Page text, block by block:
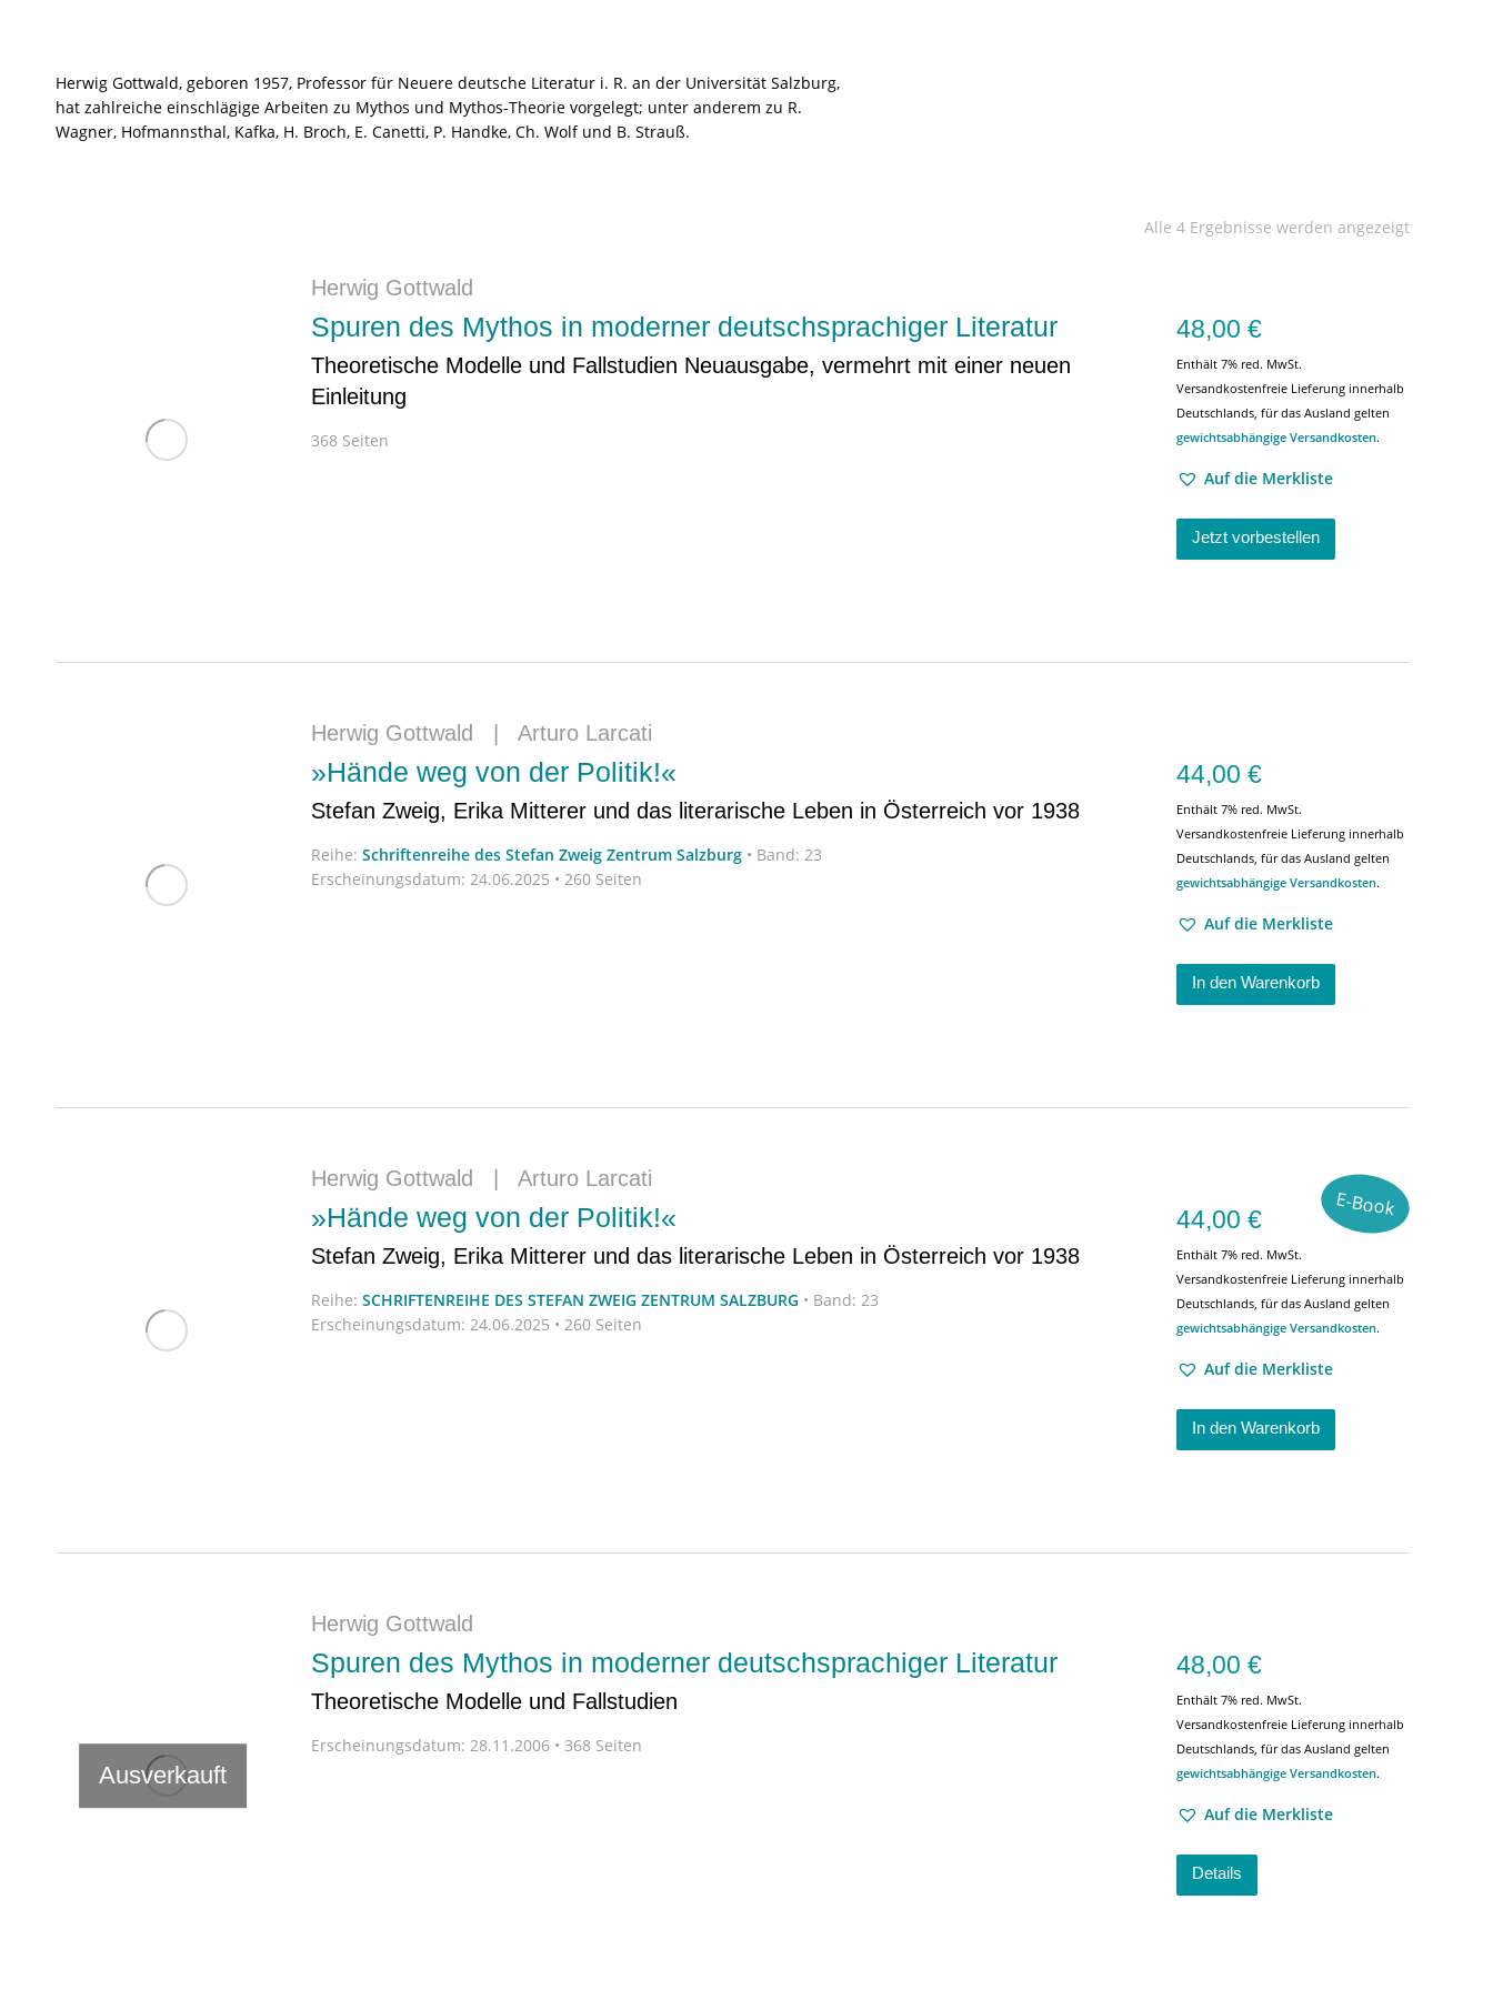
Herwig Gottwald, geboren 1957, Professor für Neuere deutsche Literatur i. R. an der Universität Salzburg,
hat zahlreiche einschlägige Arbeiten zu Mythos und Mythos-Theorie vorgelegt; unter anderem zu R.
Wagner, Hofmannsthal, Kafka, H. Broch, E. Canetti, P. Handke, Ch. Wolf und B. Strauß.
Alle 4 Ergebnisse werden angezeigt
Herwig Gottwald
Spuren des Mythos in moderner deutschsprachiger Literatur
Theoretische Modelle und Fallstudien Neuausgabe, vermehrt mit einer neuen
Einleitung
368 Seiten
48,00 €
Enthält 7% red. MwSt.
Versandkostenfreie Lieferung innerhalb
Deutschlands, für das Ausland gelten
gewichtsabhängige Versandkosten.
Auf die Merkliste
Jetzt vorbestellen
Herwig Gottwald Arturo Larcati
»Hände weg von der Politik!«
Stefan Zweig, Erika Mitterer und das literarische Leben in Österreich vor 1938
Reihe: Schriftenreihe des Stefan Zweig Zentrum Salzburg • Band: 23
Erscheinungsdatum: 24.06.2025 • 260 Seiten
44,00 €
Enthält 7% red. MwSt.
Versandkostenfreie Lieferung innerhalb
Deutschlands, für das Ausland gelten
gewichtsabhängige Versandkosten.
Auf die Merkliste
In den Warenkorb
E-Book
Herwig Gottwald Arturo Larcati
»Hände weg von der Politik!«
Stefan Zweig, Erika Mitterer und das literarische Leben in Österreich vor 1938
Reihe: SCHRIFTENREIHE DES STEFAN ZWEIG ZENTRUM SALZBURG • Band: 23
Erscheinungsdatum: 24.06.2025 • 260 Seiten
44,00 €
Enthält 7% red. MwSt.
Versandkostenfreie Lieferung innerhalb
Deutschlands, für das Ausland gelten
gewichtsabhängige Versandkosten.
Auf die Merkliste
In den Warenkorb
Ausverkauft
Herwig Gottwald
Spuren des Mythos in moderner deutschsprachiger Literatur
Theoretische Modelle und Fallstudien
Erscheinungsdatum: 28.11.2006 • 368 Seiten
48,00 €
Enthält 7% red. MwSt.
Versandkostenfreie Lieferung innerhalb
Deutschlands, für das Ausland gelten
gewichtsabhängige Versandkosten.
Auf die Merkliste
Details